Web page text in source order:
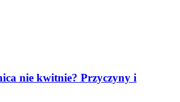
nie kwitnie? Przyczyny i